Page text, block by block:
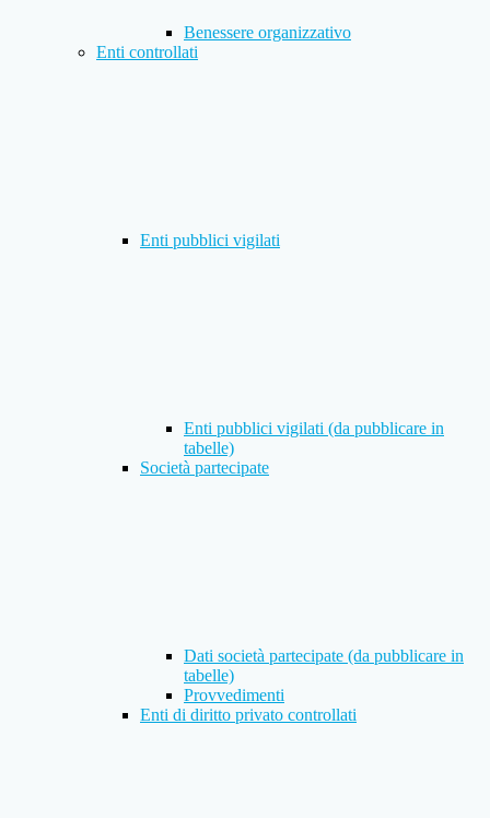
Benessere organizzativo
Enti controllati
Enti pubblici vigilati
Enti pubblici vigilati (da pubblicare in
tabelle)
Società partecipate
Dati società partecipate (da pubblicare in
tabelle)
Provvedimenti
Enti di diritto privato controllati